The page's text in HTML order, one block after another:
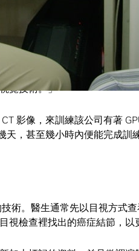
智慧演算法，協助醫生提高分
百個影像。隨著這些及其它
由於 CT 產生出大量資料，適
覺技術。」
影像，來訓練該公司有著
天，甚至幾小時內便能完成訓
術。醫生通常先以目視方式
視檢查裡找出的癌症結節，以